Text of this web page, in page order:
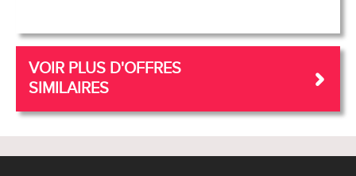
VOIR PLUS D'OFFRES
SIMILAIRES